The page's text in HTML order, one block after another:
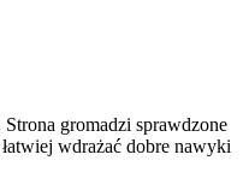
gromadzi sprawdzone
wdrażać dobre nawyki